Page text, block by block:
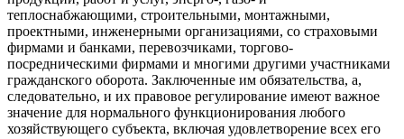
теплоснабжающими, строительными, монтажными,
проектными, инженерными организациями, со страховыми
фирмами и банками, перевозчиками, торгово-
посредническими фирмами и многими другими участниками
гражданского оборота. Заключенные им обязательства, а,
следовательно, и их правовое регулирование имеют важное
значение для нормального функционирования любого
хозяйствующего субъекта, включая удовлетворение всех его